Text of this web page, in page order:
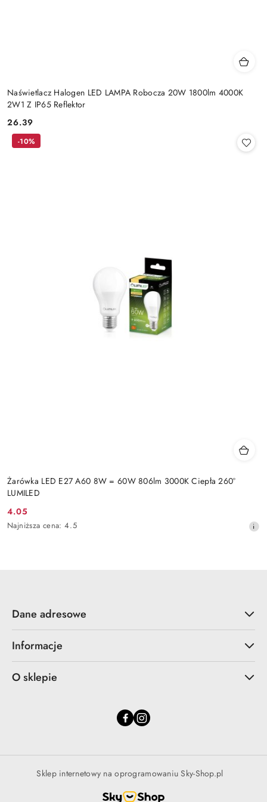
Naświetlacz Halogen LED LAMPA Robocza 20W 1800lm 4000K
2W1 Z IP65 Reflektor
Cena:
26.39
Żarówka LED E27 A60 8W = 60W 806lm 3000K Ciepła 260°
LUMILED
Cena
promocyjna:
4.05
Najniższa
Najniższa cena: 4.5
-10%
Dane adresowe
Informacje
O sklepie
Sklep internetowy na oprogramowaniu Sky-Shop.pl